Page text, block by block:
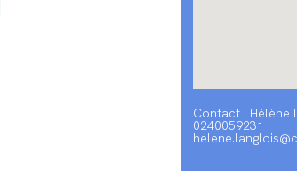
Contact : Hélène
0240059231